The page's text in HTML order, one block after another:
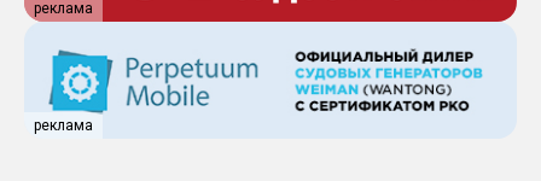
реклама
реклама